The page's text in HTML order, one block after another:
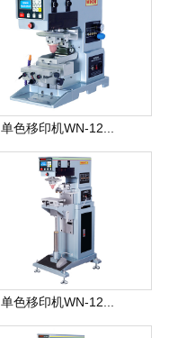
单色移印机WN-12...
单色移印机WN-12...